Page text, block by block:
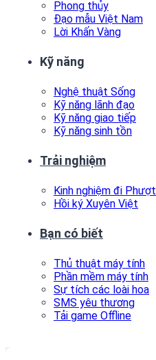
Phong thủy
Đạo mẫu Việt Nam
Lời Khấn Vàng
Kỹ năng
Nghệ thuật Sống
Kỹ năng lãnh đạo
Kỹ năng giao tiếp
Kỹ năng sinh tồn
Trải nghiệm
Kinh nghiệm đi Phượt
Hồi ký Xuyên Việt
Bạn có biết
Thủ thuật máy tính
Phần mềm máy tính
Sự tích các loài hoa
SMS yêu thương
Tải game Offline